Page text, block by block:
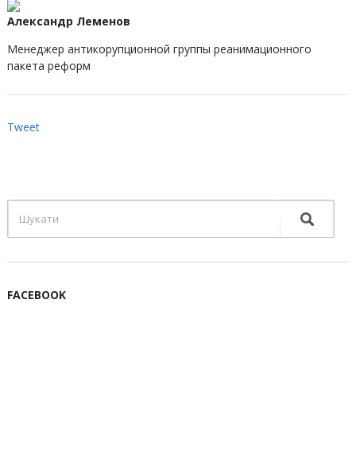
Александр Леменов
Менеджер антикорупционной группы реанимационного
пакета реформ
Tweet
FACEBOOK